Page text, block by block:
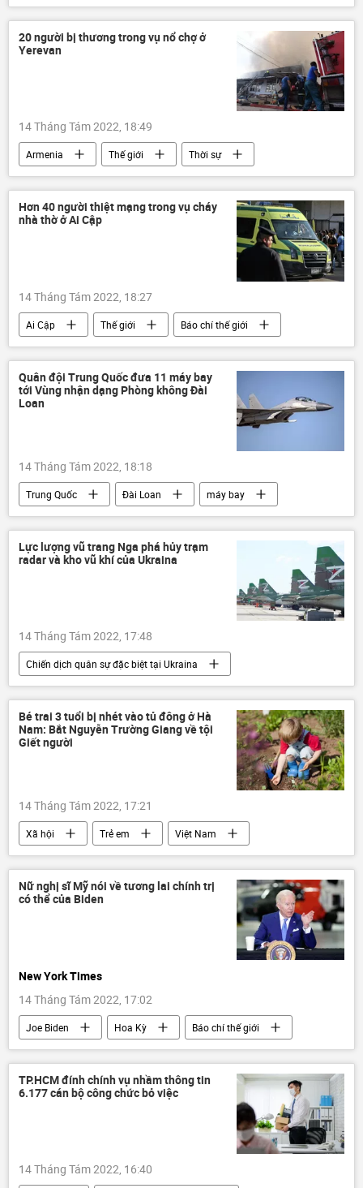
20 người bị thương trong vụ nổ chợ ở
Yerevan
14 Tháng Tám 2022, 18:49
Armenia Thế giới
Thời sự
vụ nổ
Yerevan
Hơn 40 người thiệt mạng trong vụ cháy
nhà thờ ở Ai Cập
14 Tháng Tám 2022, 18:27
Ai Cập Thế giới
Báo chí thế giới
Thời sự
Quân đội Trung Quốc đưa 11 máy bay
tới Vùng nhận dạng Phòng không Đài
Loan
14 Tháng Tám 2022, 18:18
Trung Quốc Đài Loan
máy bay
Quân sự
Thế giới
Lực lượng vũ trang Nga phá hủy trạm
radar và kho vũ khí của Ukraina
14 Tháng Tám 2022, 17:48
Chiến dịch quân sự đặc biệt tại Ukraina
Ukraina
Cuộc khủng hoảng ở Ukraina
Nga
Quân sự
Quân đội Nga
DNR
LNR
Bé trai 3 tuổi bị nhét vào tủ đông ở Hà
Nam: Bắt Nguyễn Trường Giang về tội
Giết người
14 Tháng Tám 2022, 17:21
Xã hội Trẻ em
Việt Nam
Thời sự
Nữ nghị sĩ Mỹ nói về tương lai chính trị
có thể của Biden
New York Times
14 Tháng Tám 2022, 17:02
Joe Biden Hoa Kỳ
Báo chí thế giới
Chính trị
TP.HCM đính chính vụ nhầm thông tin
6.177 cán bộ công chức bỏ việc
14 Tháng Tám 2022, 16:40